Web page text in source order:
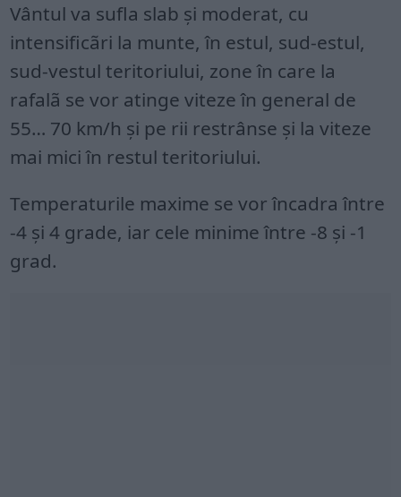
Vântul va sufla slab şi moderat, cu
intensificãri la munte, în estul, sud-estul,
sud-vestul teritoriului, zone în care la
rafalã se vor atinge viteze în general de
55… 70 km/h şi pe rii restrânse şi la viteze
mai mici în restul teritoriului.
Temperaturile maxime se vor încadra între
-4 şi 4 grade, iar cele minime între -8 şi -1
grad.